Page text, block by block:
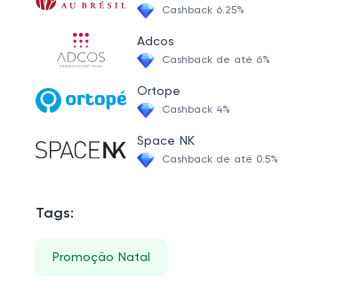
Sobre Beleza Na Web PRO PRO
Cashback 6.25%
Adcos
Cashback de até 6%
Ortope
Cashback 4%
Space NK
Cashback de até 0.5%
Tags:
Promoção Natal